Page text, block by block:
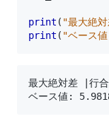
print ( "最大絶
print ( "ベース
最大絶対差 |